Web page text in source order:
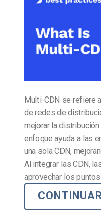
Multi-CDN se refiere
de redes de
mejorar la
enfoque ayuda a las
una sola CDN,
Al integrar las CDN,
aprovechar los